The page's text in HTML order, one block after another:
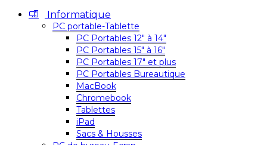
Informatique
PC portable-Tablette
PC Portables 12″ à 14″
PC Portables 15″ à 16″
PC Portables 17″ et plus
PC Portables Bureautique
MacBook
Chromebook
Tablettes
iPad
Sacs & Housses